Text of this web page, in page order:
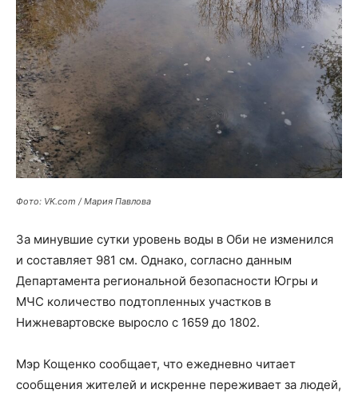
Фото: VK.com / Мария Павлова
За минувшие сутки уровень воды в Оби не изменился
и составляет 981 см. Однако, согласно данным
Департамента региональной безопасности Югры и
МЧС количество подтопленных участков в
Нижневартовске выросло с 1659 до 1802.
Мэр Кощенко сообщает, что ежедневно читает
сообщения жителей и искренне переживает за людей,